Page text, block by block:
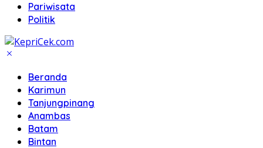
Pariwisata
Politik
Beranda
Karimun
Tanjungpinang
Anambas
Batam
Bintan